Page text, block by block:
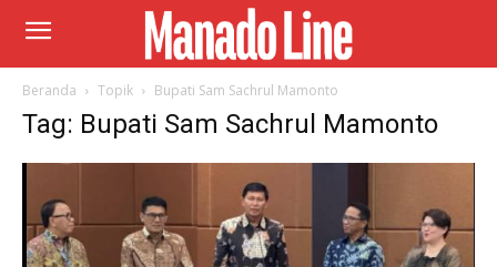
Beranda Topik Bupati Sam Sachrul Mamonto
Tag: Bupati Sam Sachrul Mamonto